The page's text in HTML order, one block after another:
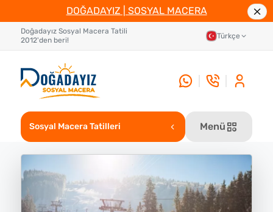
DOĞADAYIZ | SOSYAL MACERA
Doğadayız Sosyal Macera Tatili
2012'den beri!
Türkçe
Sosyal Macera Tatilleri Menü